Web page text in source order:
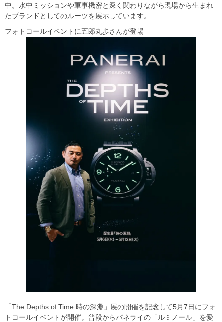
中。⽔中ミッションや軍事機密と深く関わりながら現場から⽣まれ
たブランドとしてのルーツを展示しています。
フォトコールイベントに五郎丸歩さんが登場
「The Depths of Time 時の深淵」展の開催を記念して5⽉7⽇にフォ
トコールイベントが開催。普段からパネライの「ルミノール」を愛